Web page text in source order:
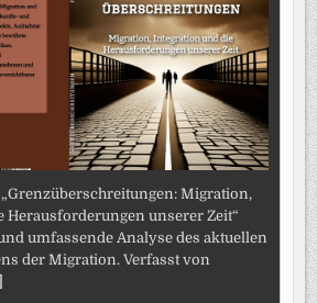
Migration,
Herausforderungen unserer Zeit“
umfassende Analyse des aktuellen
der Migration. Verfasst von